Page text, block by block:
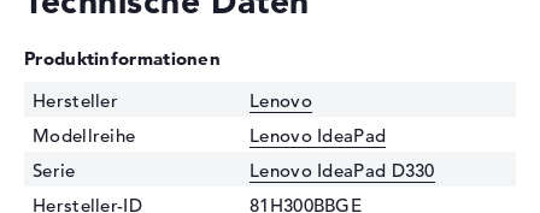
Produktinformationen
Hersteller
Lenovo
Modellreihe
Lenovo IdeaPad
Serie
Lenovo IdeaPad D330
Hersteller-ID
81H300BBGE